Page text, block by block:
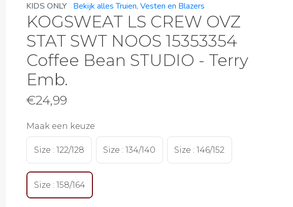
KIDS ONLY Bekijk alles Truien, Vesten en Blazers
KOGSWEAT LS CREW OVZ
STAT SWT NOOS 15353354
Coffee Bean STUDIO - Terry
Emb.
€24,99
Maak een keuze
Size : 122/128 Size : 134/140 Size : 146/152
Size : 158/164